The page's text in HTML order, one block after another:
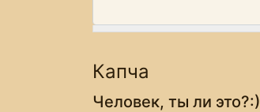
Капча
Человек, ты ли это?:)